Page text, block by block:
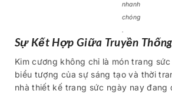
nhanh
chóng
.
Sự Kết Hợp Giữa Truyền
Kim cương không chỉ là món trang
biểu tượng của sự sáng tạo và thời
nhà thiết kế trang sức ngày nay đang